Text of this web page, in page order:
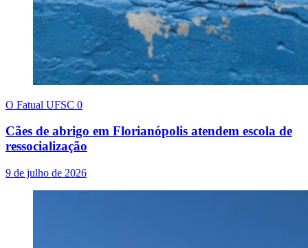
O Fatual UFSC 0
Cães de abrigo em Florianópolis atendem escola de
ressocialização
9 de julho de 2026